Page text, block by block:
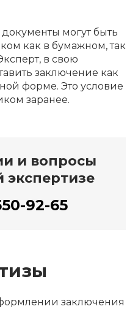
могут быть
как в бумажном, так
в свою
заключение как
форме. Это условие
заранее.
и вопросы
экспертизе
92-65
заключения